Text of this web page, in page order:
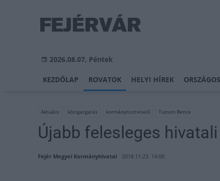
2026.08.07, Péntek
KEZDŐLAP ROVATOK HELYI HÍREK
Aktuális közigazgatás kormánytisztviselő Tuzson Bence
Újabb felesleges
Fejér Megyei Kormányhivatal 2018.11.23. 14:00